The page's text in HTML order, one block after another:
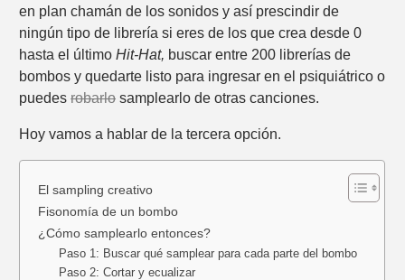
en plan chamán de los sonidos y así prescindir de
ningún tipo de librería si eres de los que crea desde 0
hasta el últimoHit-Hat, buscar entre 200 librerías de
bombos y quedarte listo para ingresar en el psiquiátrico o
puedesrobarlo samplearlo de otras canciones.
Hoy vamos a hablar de la tercera opción.
El sampling creativo
Fisonomía de un bombo
¿Cómo samplearlo entonces?
Paso 1: Buscar qué samplear para cada parte del bombo
Paso 2: Cortar y ecualizar